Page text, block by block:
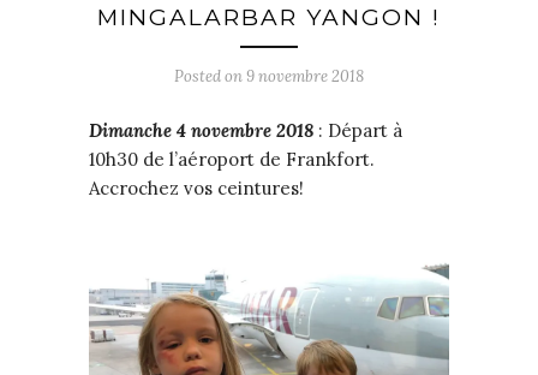
MINGALARBAR YANGON !
Posted on 9 novembre 2018
Dimanche 4 novembre 2018 : Départ à
10h30 de l’aéroport de Frankfort.
Accrochez vos ceintures!